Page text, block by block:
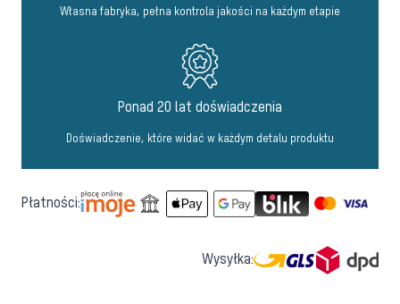
Własna fabryka, pełna kontrola jakości na każdym etapie
Ponad 20 lat doświadczenia
Doświadczenie, które widać w każdym detalu produktu
Płatności:
Wysyłka: